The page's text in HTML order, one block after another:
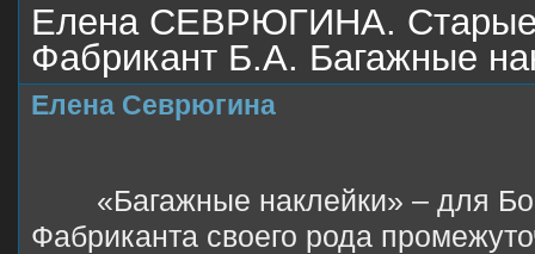
Елена СЕВРЮГИНА.
Фабрикант Б.А. Багажные
Елена Севрюгина
«Багажные наклейки» – для
Фабриканта своего рода